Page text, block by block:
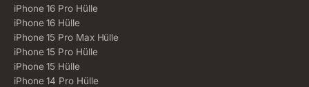
iPhone 16 Pro Hülle
iPhone 16 Hülle
iPhone 15 Pro Max Hülle
iPhone 15 Pro Hülle
iPhone 15 Hülle
iPhone 14 Pro Hülle